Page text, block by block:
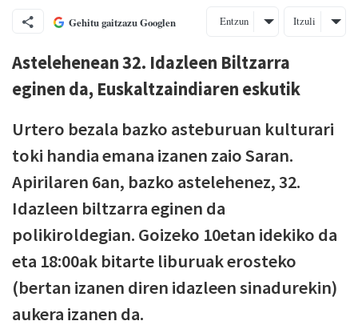
Gehitu gaitzazu Googlen Entzun Itzuli
Astelehenean 32. Idazleen Biltzarra
eginen da, Euskaltzaindiaren eskutik
Urtero bezala bazko asteburuan kulturari
toki handia emana izanen zaio Saran.
Apirilaren 6an, bazko astelehenez, 32.
Idazleen biltzarra eginen da
polikiroldegian. Goizeko 10etan idekiko da
eta 18:00ak bitarte liburuak erosteko
(bertan izanen diren idazleen sinadurekin)
aukera izanen da.